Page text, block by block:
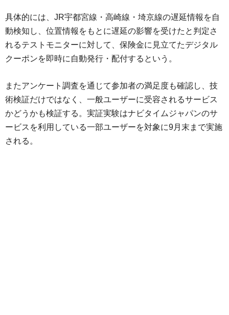
具体的には、JR宇都宮線・高崎線・埼京線の遅延情報を自
動検知し、位置情報をもとに遅延の影響を受けたと判定さ
れるテストモニターに対して、保険金に見立てたデジタル
クーポンを即時に自動発行・配付するという。
またアンケート調査を通じて参加者の満足度も確認し、技
術検証だけではなく、一般ユーザーに受容されるサービス
かどうかも検証する。実証実験はナビタイムジャパンのサ
ービスを利用している一部ユーザーを対象に9月末まで実施
される。